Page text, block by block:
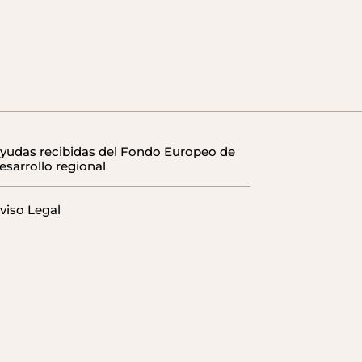
recibidas del Fondo Europeo de
regional
Legal